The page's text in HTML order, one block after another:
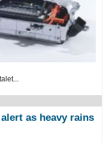
as heavy rains